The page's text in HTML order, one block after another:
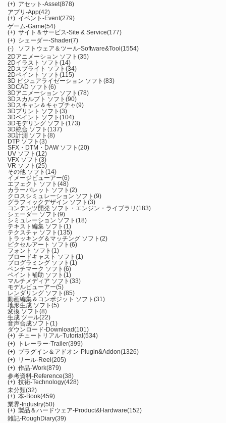
(+) アセット-Asset(878)
アプリ-App(42)
(+) イベント-Event(279)
ゲーム-Game(54)
(+) サイト＆サービス-Site & Service(177)
(+) シェーダー-Shader(7)
(-)
ソフトウェア＆ツール-Software&Tool (1554)
2Dアニメーション ソフト (35)
2Dイラスト ソフト (14)
2Dスプライト ソフト (34)
2Dペイント ソフト (115)
3D ビジュアライゼーション ソフト (83)
3DCAD ソフト (6)
3Dアニメーション ソフト (78)
3Dスカルプト ソフト (90)
3Dスキャン＆キャプチャ(9)
3Dプリント ソフト (3)
3Dペイント ソフト (104)
3Dモデリング ソフト (173)
3D統合 ソフト (137)
3D計測 ソフト (8)
DTP ソフト (3)
SFX・DTM・DAW ソフト (20)
UV ソフト (12)
VFX ソフト (3)
VR ソフト (25)
その他 ソフト (14)
イメージビューアー(6)
エフェクト ソフト (48)
カラーパレット ソフト (2)
クロスシミュレーション ソフト (9)
グラフィックデザイン ソフト (3)
コンテンツ開発 ソフト・エンジン・ライブラリ (183)
シェーダー ソフト (9)
シミュレーション ソフト (18)
テキスト編集 ソフト (1)
テクスチャ ソフト (135)
トラッキング＆マッチング ソフト (2)
ピクセルアート ソフト (6)
フォント ソフト (1)
ブロードキャスト ソフト (1)
プログラミング ソフト (1)
ベンチマーク ソフト (6)
ペイント補助 ソフト (1)
マルチメディア ソフト (33)
モデルビューアー(5)
レンダリング ソフト (85)
動画編集＆コンポジット ソフト (31)
地形生成 ソフト (5)
変換 ソフト (8)
生成 ツール(22)
音声合成ソフト (1)
ダウンロード-Download(101)
(+) チュートリアル-Tutorial (534)
(+)
トレーラー-Trailer(399)
(+) プラグイン＆アドオン-Plugin&Addon(1326)
(+) リール-Reel (205)
(+) 作品-Work(879)
参考資料-Reference(38)
(+) 技術-Technology(428)
未分類(32)
(+) 本-Book(459)
業界-Industry(50)
(+) 製品＆ハードウェア-Product&Hardware(152)
雑記-RoughDiary(39)